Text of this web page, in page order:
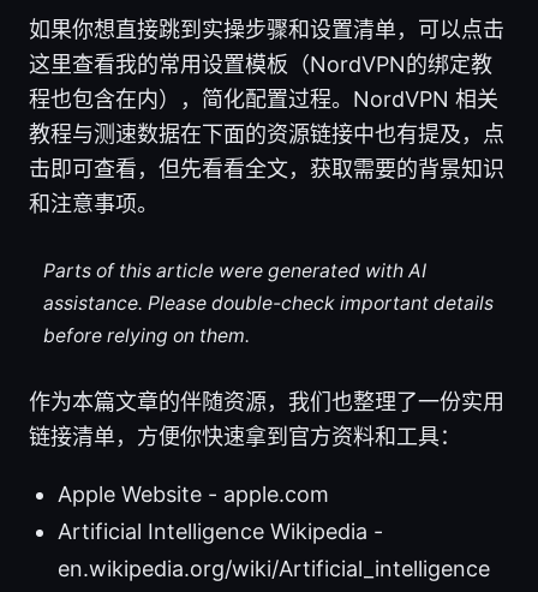
如果你想直接跳到实操步骤和设置清单，可以点击
这里查看我的常用设置模板（NordVPN的绑定教
程也包含在内），简化配置过程。NordVPN 相关
教程与测速数据在下面的资源链接中也有提及，点
击即可查看，但先看看全文，获取需要的背景知识
和注意事项。
Parts of this article were generated with AI
assistance. Please double-check important details
before relying on them.
作为本篇文章的伴随资源，我们也整理了一份实用
链接清单，方便你快速拿到官方资料和工具：
Apple Website - apple.com
Artificial Intelligence Wikipedia -
en.wikipedia.org/wiki/Artificial_intelligence